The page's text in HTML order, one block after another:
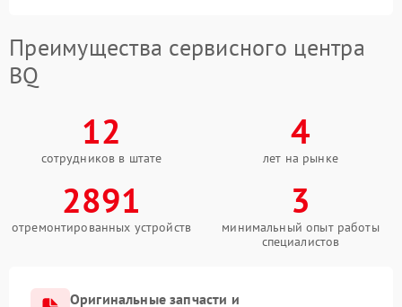
Преимущества сервисного центра
BQ
12
сотрудников в штате
4
лет на рынке
2891
отремонтированных устройств
3
минимальный опыт работы
специалистов
Оригинальные запчасти и